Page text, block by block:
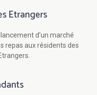
Etrangers
lancement d'un marché
repas aux résidents des